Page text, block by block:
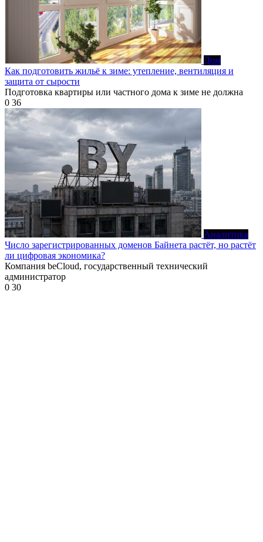
Дом
Как подготовить жильё к зиме: утепление, вентиляция и
защита от сырости
Подготовка квартиры или частного дома к зиме не должна
0 36
Аналитика
Число зарегистрированных доменов Байнета растёт, но растёт
ли цифровая экономика?
Компания beCloud, государственный технический
администратор
0 30